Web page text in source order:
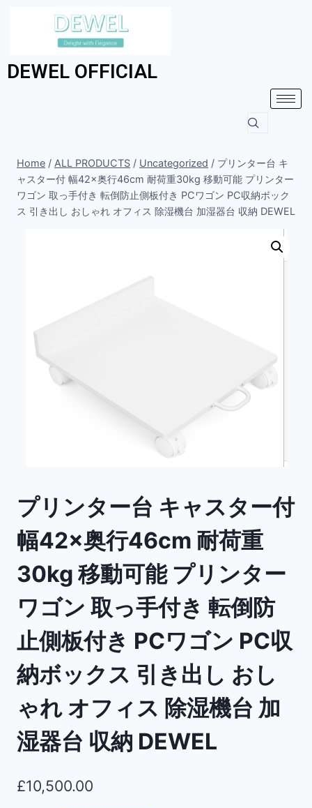
DEWEL OFFICIAL
Home / ALL PRODUCTS / Uncategorized / プリンター台 キ
ャスター付 幅42×奥行46cm 耐荷重30kg 移動可能 プリンター
ワゴン 取っ手付き 転倒防止側板付き PCワゴン PC収納ボック
ス 引き出し おしゃれ オフィス 除湿機台 加湿器台 収納 DEWEL
プリンター台 キャスター付
幅42×奥行46cm 耐荷重
30kg 移動可能 プリンター
ワゴン 取っ手付き 転倒防
止側板付き PCワゴン PC収
納ボックス 引き出し おし
ゃれ オフィス 除湿機台 加
湿器台 収納 DEWEL
£10,500.00